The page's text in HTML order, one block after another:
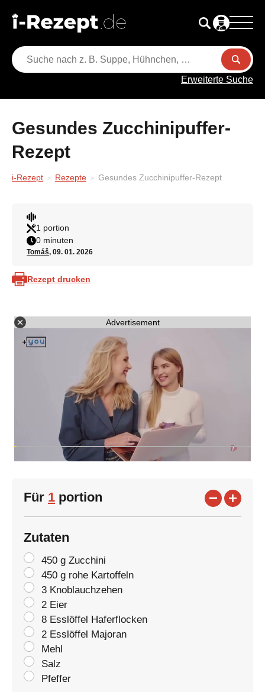
Erweiterte Suche
Gesundes Zucchinipuffer-
Rezept
i-Rezept Rezepte Gesundes Zucchinipuffer-Rezept
1 portion
0 minuten
Tomáš, 09. 01. 2026
Rezept drucken
Advertisement
Für 1 portion
Zutaten
450 g Zucchini
450 g rohe Kartoffeln
3 Knoblauchzehen
2 Eier
8 Esslöffel Haferflocken
2 Esslöffel Majoran
Mehl
Salz
Pfeffer